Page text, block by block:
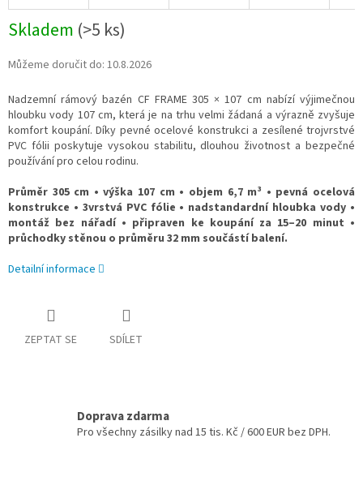
Skladem (>5 ks)
Můžeme doručit do: 10.8.2026
Nadzemní rámový bazén CF FRAME 305 × 107 cm nabízí výjimečnou
hloubku vody 107 cm, která je na trhu velmi žádaná a výrazně zvyšuje
komfort koupání. Díky pevné ocelové konstrukci a zesílené trojvrstvé
PVC fólii poskytuje vysokou stabilitu, dlouhou životnost a bezpečné
používání pro celou rodinu.
Průměr 305 cm • výška 107 cm • objem 6,7 m³ • pevná ocelová
konstrukce • 3vrstvá PVC fólie • nadstandardní hloubka vody •
montáž bez nářadí • připraven ke koupání za 15–20 minut •
průchodky stěnou o průměru 32 mm součástí balení.
Detailní informace
ZEPTAT SE SDÍLET
Doprava zdarma
Pro všechny zásilky nad 15 tis. Kč / 600 EUR bez DPH.